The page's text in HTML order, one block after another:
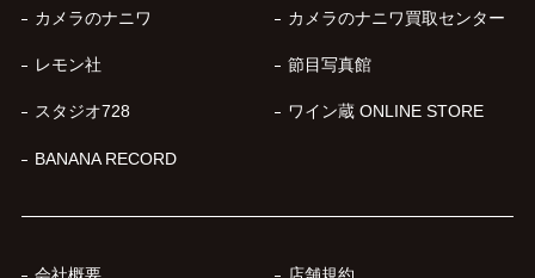
カメラのナニワ カメラのナニワ買取センター
レモン社 節目写真館
スタジオ728 ワイン蔵 ONLINE STORE
BANANA RECORD